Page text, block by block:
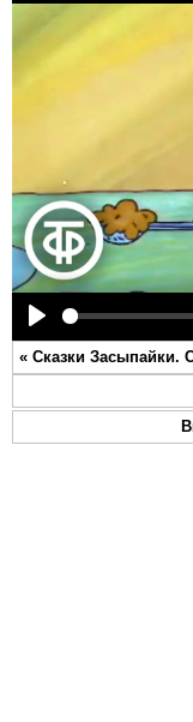
Play
« Сказки Засыпайки.